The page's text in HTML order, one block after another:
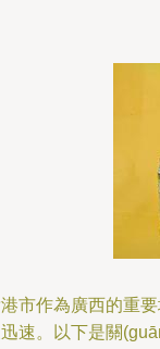
市作為廣西的重
速。以下是關